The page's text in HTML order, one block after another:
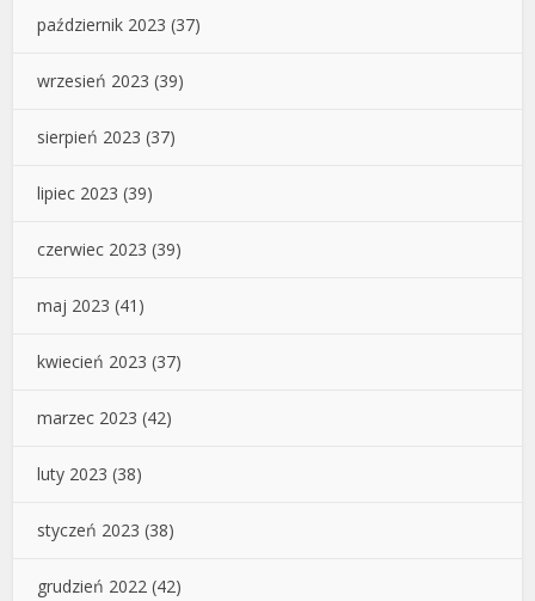
październik 2023 (37)
wrzesień 2023 (39)
sierpień 2023 (37)
lipiec 2023 (39)
czerwiec 2023 (39)
maj 2023 (41)
kwiecień 2023 (37)
marzec 2023 (42)
luty 2023 (38)
styczeń 2023 (38)
grudzień 2022 (42)